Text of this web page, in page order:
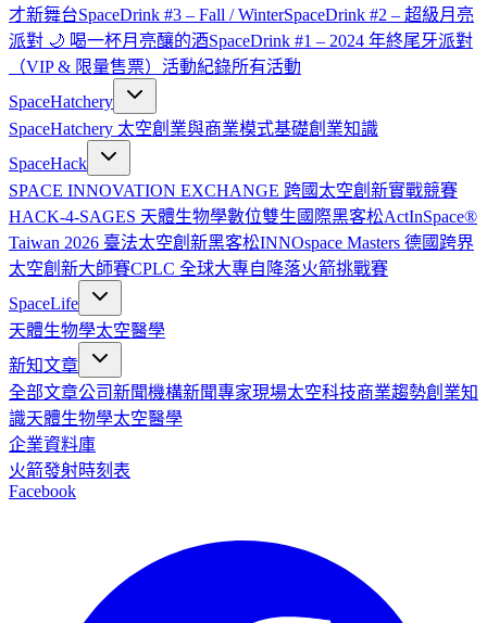
才新舞台SpaceDrink #3 – Fall / WinterSpaceDrink #2 – 超級月亮
派對 🌙 喝一杯月亮釀的酒SpaceDrink #1 – 2024 年終尾牙派對
（VIP & 限量售票） 活動紀錄所有活動
SpaceHatchery
SpaceHatchery 太空創業與商業模式基礎創業知識
SpaceHack
SPACE INNOVATION EXCHANGE 跨國太空創新實戰競賽
HACK-4-SAGES 天體生物學數位雙生國際黑客松ActInSpace®
Taiwan 2026 臺法太空創新黑客松INNOspace Masters 德國跨界
太空創新大師賽CPLC 全球大專自降落火箭挑戰賽
SpaceLife
天體生物學太空醫學
新知文章
全部文章公司新聞機構新聞專家現場太空科技商業趨勢創業知
識天體生物學太空醫學
企業資料庫
火箭發射時刻表
Facebook